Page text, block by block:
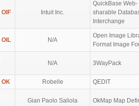
OIF Intuit Inc.
QuickBase Web-
sharable
Interchange
OIL N/A
Open Image
Format Image
N/A 3WayPack
OK Robelle QEDIT
Gian Paolo Saliola OkMap Map